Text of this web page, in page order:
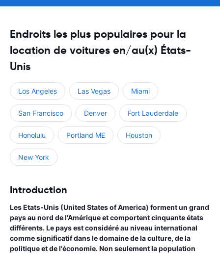
Endroits les plus populaires pour la
location de voitures en/au(x) États-
Unis
Los Angeles Las Vegas Miami
San Francisco Denver Fort Lauderdale
Honolulu Portland ME Houston
New York
Introduction
Les Etats-Unis (United States of America) forment un grand
pays au nord de l'Amérique et comportent cinquante états
différents. Le pays est considéré au niveau international
comme significatif dans le domaine de la culture, de la
politique et de l'économie. Non seulement la population